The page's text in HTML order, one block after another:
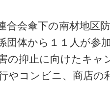
合会傘下の南材地区
団体から１１人が参
の抑止に向けたキャ
やコンビニ、商店の